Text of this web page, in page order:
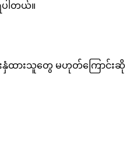
ါတယ်။
းနှံထားသူတွေ မဟုတ်ကြောင်းဆို